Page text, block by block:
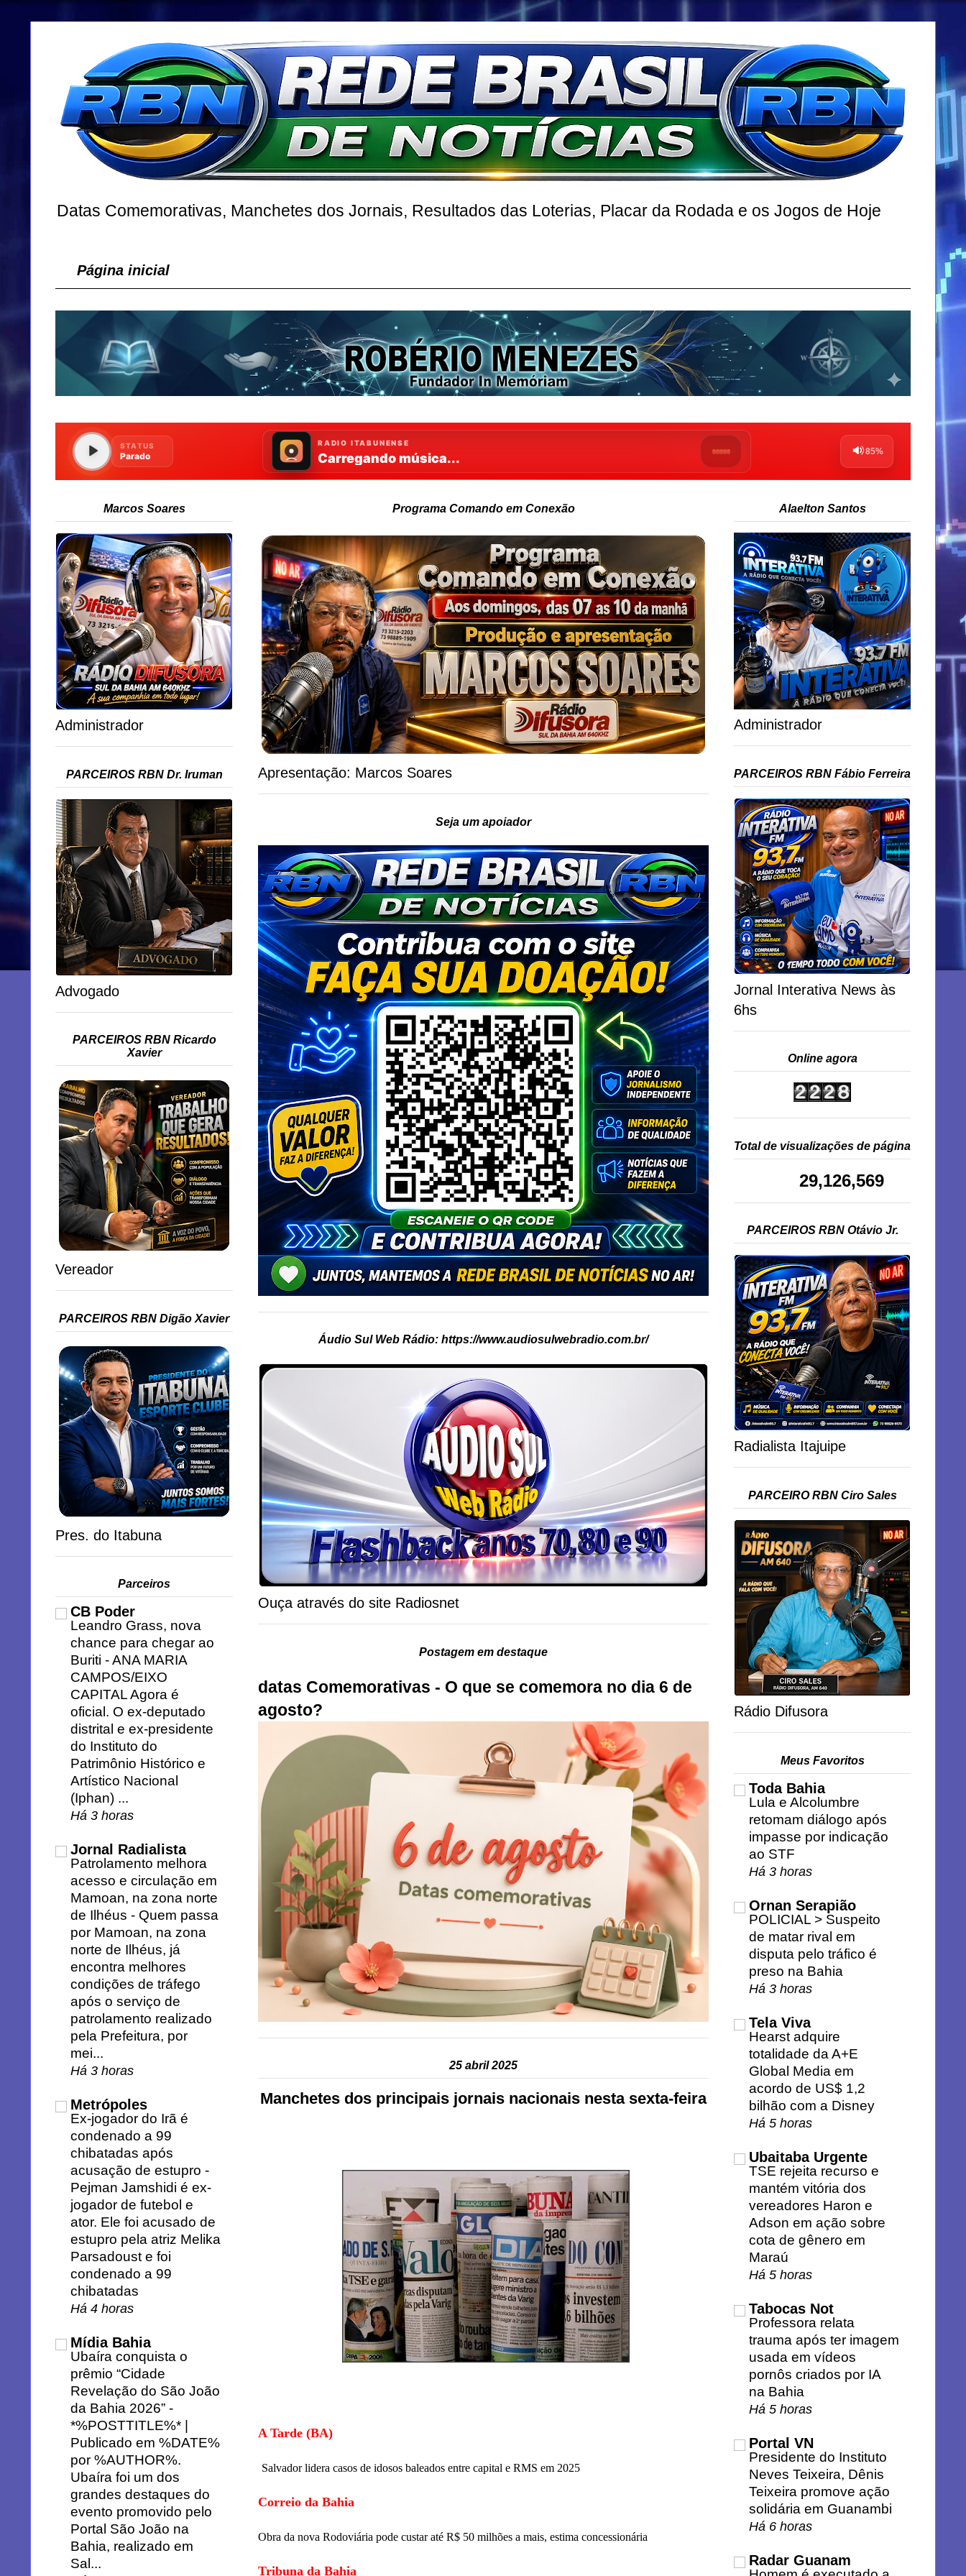
Datas Comemorativas, Manchetes dos Jornais, Resultados das Loterias, Placar da Rodada e os Jogos de Hoje
Página inicial
Programa Comando em Conexão
Apresentação: Marcos Soares
Seja um apoiador
Áudio Sul Web Rádio: https://www.audiosulwebradio.com.br/
Ouça através do site Radiosnet
Postagem em destaque
datas Comemorativas - O que se comemora no dia 6 de
agosto?
25 abril 2025
Manchetes dos principais jornais nacionais nesta sexta-feira
A Tarde (BA)
Salvador lidera casos de idosos baleados entre capital e RMS em 2025
Correio da Bahia
Obra da nova Rodoviária pode custar até R$ 50 milhões a mais, estima concessionária
Tribuna da Bahia
Marcos Soares
Administrador
PARCEIROS RBN Dr. Iruman
Advogado
PARCEIROS RBN Ricardo
Xavier
Vereador
PARCEIROS RBN Digão Xavier
Pres. do Itabuna
Parceiros
CB Poder
Leandro Grass, nova
chance para chegar ao
Buriti -ANA MARIA
CAMPOS/EIXO
CAPITAL Agora é
oficial. O ex-deputado
distrital e ex-presidente
do Instituto do
Patrimônio Histórico e
Artístico Nacional
(Iphan) ...
Há 3 horas
Jornal Radialista
Patrolamento melhora
acesso e circulação em
Mamoan, na zona norte
de Ilhéus - Quem passa
por Mamoan, na zona
norte de Ilhéus, já
encontra melhores
condições de tráfego
após o serviço de
patrolamento realizado
pela Prefeitura, por
mei...
Há 3 horas
Metrópoles
Ex-jogador do Irã é
condenado a 99
chibatadas após
acusação de estupro -
Pejman Jamshidi é ex-
jogador de futebol e
ator. Ele foi acusado de
estupro pela atriz Melika
Parsadoust e foi
condenado a 99
chibatadas
Há 4 horas
Mídia Bahia
Ubaíra conquista o
prêmio “Cidade
Revelação do São João
da Bahia 2026” -
*%POSTTITLE%* |
Publicado em %DATE%
por %AUTHOR%.
Ubaíra foi um dos
grandes destaques do
evento promovido pelo
Portal São João na
Bahia, realizado em
Sal...
Alaelton Santos
Administrador
PARCEIROS RBN Fábio Ferreira
Jornal Interativa News às
6hs
Online agora
Total de visualizações de página
29,126,569
PARCEIROS RBN Otávio Jr.
Radialista Itajuipe
PARCEIRO RBN Ciro Sales
Rádio Difusora
Meus Favoritos
Toda Bahia
Lula e Alcolumbre
retomam diálogo após
impasse por indicação
ao STF
Há 3 horas
Ornan Serapião
POLICIAL > Suspeito
de matar rival em
disputa pelo tráfico é
preso na Bahia
Há 3 horas
Tela Viva
Hearst adquire
totalidade da A+E
Global Media em
acordo de US$ 1,2
bilhão com a Disney
Há 5 horas
Ubaitaba Urgente
TSE rejeita recurso e
mantém vitória dos
vereadores Haron e
Adson em ação sobre
cota de gênero em
Maraú
Há 5 horas
Tabocas Not
Professora relata
trauma após ter imagem
usada em vídeos
pornôs criados por IA
na Bahia
Há 5 horas
Portal VN
Presidente do Instituto
Neves Teixeira, Dênis
Teixeira promove ação
solidária em Guanambi
Há 6 horas
Radar Guanam